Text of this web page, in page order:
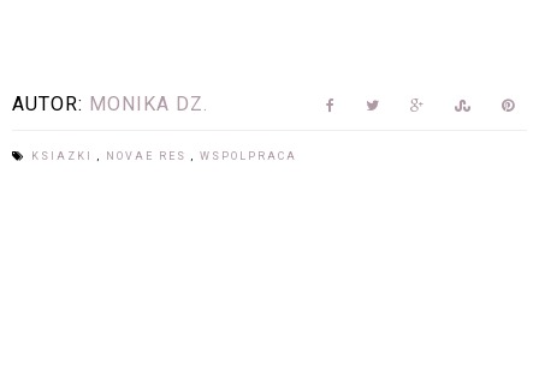
AUTOR: MONIKA DZ.
KSIAZKI , NOVAE RES , WSPOLPRACA